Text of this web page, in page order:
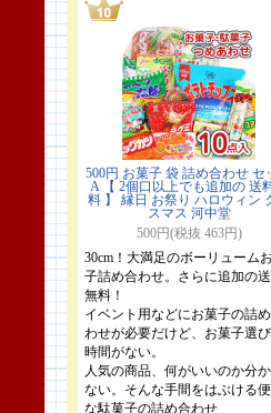
500円 お菓子 袋 詰め合わせ セ
A 【 2個口以上でも追加の 送
料 】 縁日 お祭り ハロウィン
スマス 河中堂
500円(税抜 463円)
30cm！大満足のボーリューム
子詰め合わせ。さらに追加の
無料！
イベント用などにお菓子の詰
わせが必要だけど、お菓子選
時間がない。
人気の商品、何がいいのか分
ない。そんな手間をはぶける便
な駄菓子の詰め合わせ